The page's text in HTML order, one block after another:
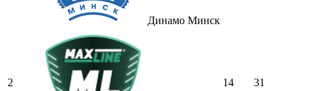
Динамо Минск
2 14 31